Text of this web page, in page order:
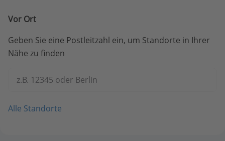
Vor Ort
Geben Sie eine Postleitzahl ein, um Standorte in Ihrer
Nähe zu finden
z.B. 12345 oder Berlin
Alle Standorte